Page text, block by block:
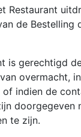
Restaurant
de Bestelling
is gerechtigd
overmacht,
of indien de
doorgegeven
te zijn.